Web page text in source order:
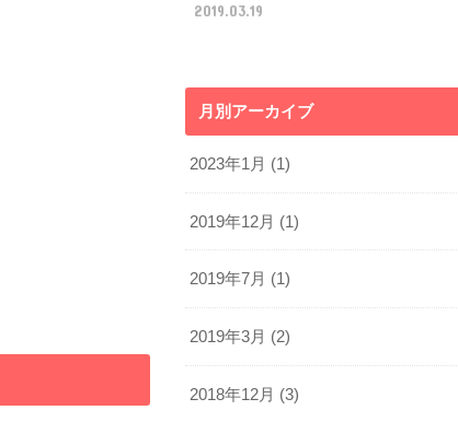
2019.03.19
月別アーカイブ
2023年1月 (1)
2019年12月 (1)
2019年7月 (1)
2019年3月 (2)
2018年12月 (3)